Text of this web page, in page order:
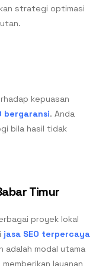
strategi optimasi
kepuasan
bergaransi. Anda
bila hasil tidak
Timur
proyek lokal
jasa SEO terpercaya
adalah modal utama